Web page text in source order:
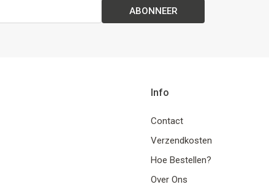
ABONNEER
Info
Contact
Verzendkosten
Hoe Bestellen?
Over Ons